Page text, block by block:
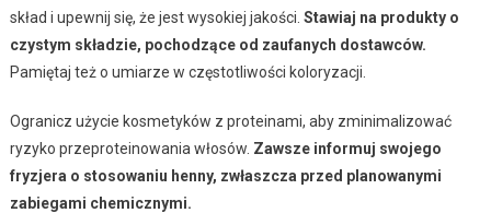
skład i upewnij się, że jest wysokiej jakości. Stawiaj na produkty o
czystym składzie, pochodzące od zaufanych dostawców.
Pamiętaj też o umiarze w częstotliwości koloryzacji.
Ogranicz użycie kosmetyków z proteinami, aby zminimalizować
ryzyko przeproteinowania włosów. Zawsze informuj swojego
fryzjera o stosowaniu henny, zwłaszcza przed planowanymi
zabiegami chemicznymi.